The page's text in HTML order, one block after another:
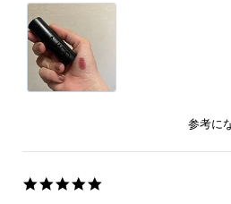
Sep
2025
入
り
リ